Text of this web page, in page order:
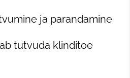
ja parandamine
tutvuda klinditoe